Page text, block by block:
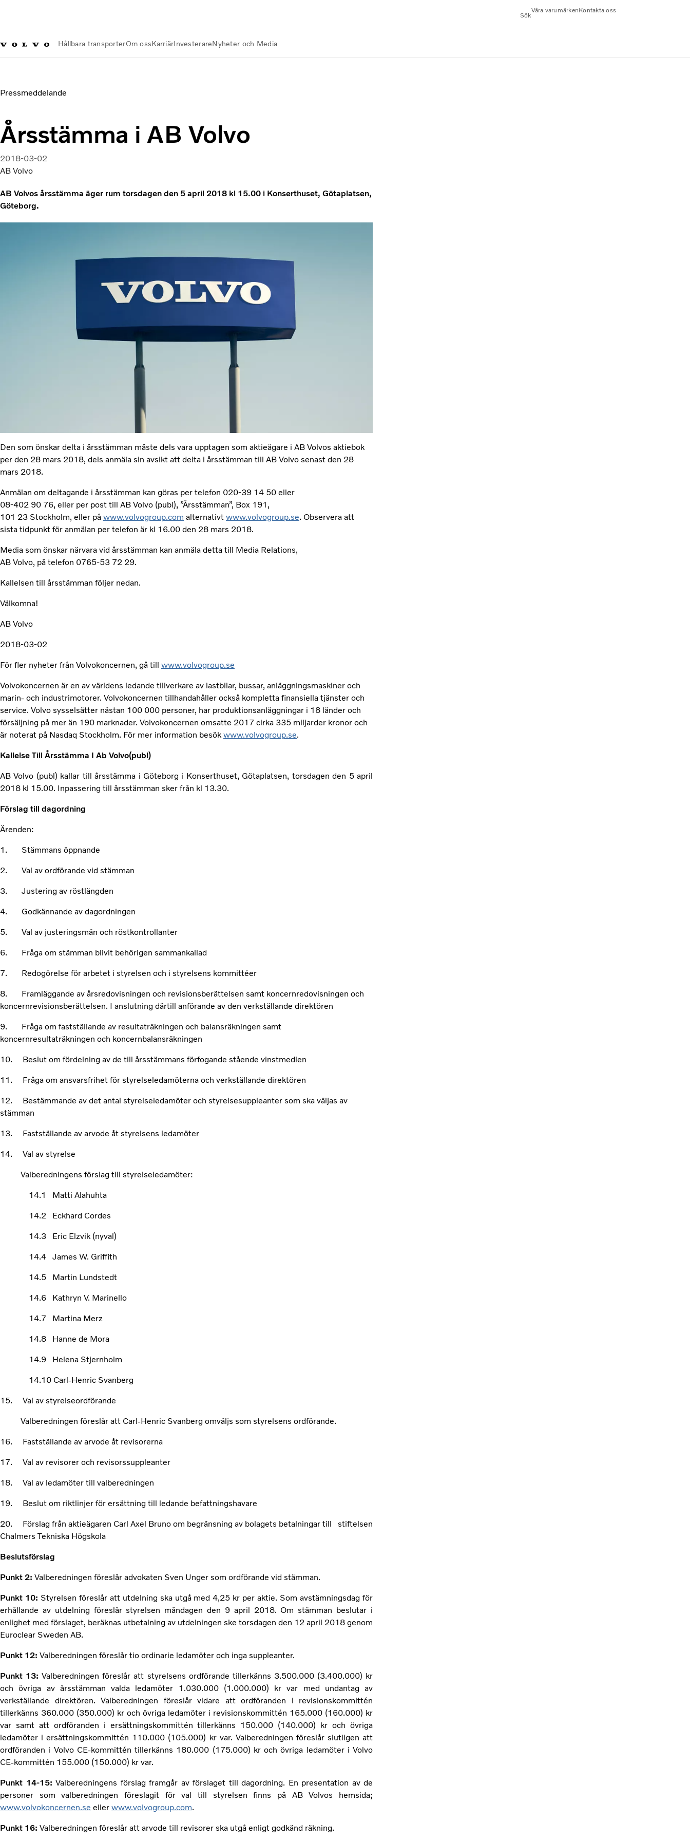
Sök
Våra varumärkenKontakta oss
Hållbara transporterOm ossKarriärInvesterareNyheter och Media
Pressmeddelande
Årsstämma i AB Volvo
2018-03-02
AB Volvo
AB Volvos årsstämma äger rum torsdagen den 5 april 2018 kl 15.00 i Konserthuset, Götaplatsen,
Göteborg.
Den som önskar delta i årsstämman måste dels vara upptagen som aktieägare i AB Volvos aktiebok
per den 28 mars 2018, dels anmäla sin avsikt att delta i årsstämman till AB Volvo senast den 28
mars 2018.
Anmälan om deltagande i årsstämman kan göras per telefon 020-39 14 50 eller
08-402 90 76, eller per post till AB Volvo (publ), ”Årsstämman”, Box 191,
101 23 Stockholm, eller på www.volvogroup.com alternativt www.volvogroup.se. Observera att
sista tidpunkt för anmälan per telefon är kl 16.00 den 28 mars 2018.
Media som önskar närvara vid årsstämman kan anmäla detta till Media Relations,
AB Volvo, på telefon 0765-53 72 29.
Kallelsen till årsstämman följer nedan.
Välkomna!
AB Volvo
2018-03-02
För fler nyheter från Volvokoncernen, gå till www.volvogroup.se
Volvokoncernen är en av världens ledande tillverkare av lastbilar, bussar, anläggningsmaskiner och
marin- och industrimotorer. Volvokoncernen tillhandahåller också kompletta finansiella tjänster och
service. Volvo sysselsätter nästan 100 000 personer, har produktionsanläggningar i 18 länder och
försäljning på mer än 190 marknader. Volvokoncernen omsatte 2017 cirka 335 miljarder kronor och
är noterat på Nasdaq Stockholm. För mer information besök www.volvogroup.se.
Kallelse Till Årsstämma I Ab Volvo(publ)
AB Volvo (publ) kallar till årsstämma i Göteborg i Konserthuset, Götaplatsen, torsdagen den 5 april
2018 kl 15.00. Inpassering till årsstämman sker från kl 13.30.
Förslag till dagordning
Ärenden:
1. Stämmans öppnande
2. Val av ordförande vid stämman
3. Justering av röstlängden
4. Godkännande av dagordningen
5. Val av justeringsmän och röstkontrollanter
6. Fråga om stämman blivit behörigen sammankallad
7. Redogörelse för arbetet i styrelsen och i styrelsens kommittéer
8. Framläggande av årsredovisningen och revisionsberättelsen samt koncernredovisningen och
koncernrevisionsberättelsen. I anslutning därtill anförande av den verkställande direktören
9. Fråga om fastställande av resultaträkningen och balansräkningen samt
koncernresultaträkningen och koncernbalansräkningen
10. Beslut om fördelning av de till årsstämmans förfogande stående vinstmedlen
11. Fråga om ansvarsfrihet för styrelseledamöterna och verkställande direktören
12. Bestämmande av det antal styrelseledamöter och styrelsesuppleanter som ska väljas av
stämman
13. Fastställande av arvode åt styrelsens ledamöter
14. Val av styrelse
Valberedningens förslag till styrelseledamöter:
14.1 Matti Alahuhta
14.2 Eckhard Cordes
14.3 Eric Elzvik (nyval)
14.4 James W. Griffith
14.5 Martin Lundstedt
14.6 Kathryn V. Marinello
14.7 Martina Merz
14.8 Hanne de Mora
14.9 Helena Stjernholm
14.10 Carl-Henric Svanberg
15. Val av styrelseordförande
Valberedningen föreslår att Carl-Henric Svanberg omväljs som styrelsens ordförande.
16. Fastställande av arvode åt revisorerna
17. Val av revisorer och revisorssuppleanter
18. Val av ledamöter till valberedningen
19. Beslut om riktlinjer för ersättning till ledande befattningshavare
20. Förslag från aktieägaren Carl Axel Bruno om begränsning av bolagets betalningar till stiftelsen
Chalmers Tekniska Högskola
Beslutsförslag
Punkt 2: Valberedningen föreslår advokaten Sven Unger som ordförande vid stämman.
Punkt 10: Styrelsen föreslår att utdelning ska utgå med 4,25 kr per aktie. Som avstämningsdag för
erhållande av utdelning föreslår styrelsen måndagen den 9 april 2018. Om stämman beslutar i
enlighet med förslaget, beräknas utbetalning av utdelningen ske torsdagen den 12 april 2018 genom
Euroclear Sweden AB.
Punkt 12: Valberedningen föreslår tio ordinarie ledamöter och inga suppleanter.
Punkt 13: Valberedningen föreslår att styrelsens ordförande tillerkänns 3.500.000 (3.400.000) kr
och övriga av årsstämman valda ledamöter 1.030.000 (1.000.000) kr var med undantag av
verkställande direktören. Valberedningen föreslår vidare att ordföranden i revisionskommittén
tillerkänns 360.000 (350.000) kr och övriga ledamöter i revisionskommittén 165.000 (160.000) kr
var samt att ordföranden i ersättningskommittén tillerkänns 150.000 (140.000) kr och övriga
ledamöter i ersättningskommittén 110.000 (105.000) kr var. Valberedningen föreslår slutligen att
ordföranden i Volvo CE-kommittén tillerkänns 180.000 (175.000) kr och övriga ledamöter i Volvo
CE-kommittén 155.000 (150.000) kr var.
Punkt 14-15: Valberedningens förslag framgår av förslaget till dagordning. En presentation av de
personer som valberedningen föreslagit för val till styrelsen finns på AB Volvos hemsida;
www.volvokoncernen.se eller www.volvogroup.com.
Punkt 16: Valberedningen föreslår att arvode till revisorer ska utgå enligt godkänd räkning.